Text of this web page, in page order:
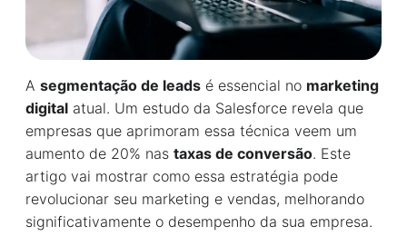
A segmentação de leads é essencial no marketing
digital atual. Um estudo da Salesforce revela que
empresas que aprimoram essa técnica veem um
aumento de 20% nas taxas de conversão. Este
artigo vai mostrar como essa estratégia pode
revolucionar seu marketing e vendas, melhorando
significativamente o desempenho da sua empresa.